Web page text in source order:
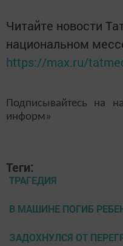
Читайте новости
национальном
https://max.ru/
Подписывайтесь на
информ»
Теги:
ТРАГЕДИЯ
В МАШИНЕ ПОГИБ
ЗАДОХНУЛСЯ ОТ